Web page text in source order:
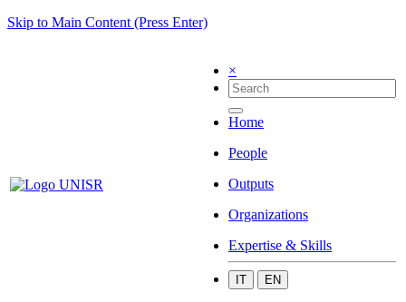
Skip to Main Content (Press Enter)
×
Home
People
Outputs
Organizations
Expertise & Skills
IT EN